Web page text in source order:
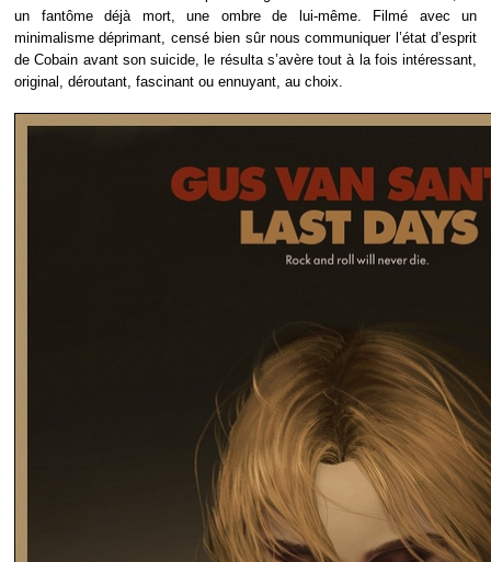
un fantôme déjà mort, une ombre de lui-même. Filmé avec un
minimalisme déprimant, censé bien sûr nous communiquer l’état d’esprit
de Cobain avant son suicide, le résulta s’avère tout à la fois intéressant,
original, déroutant, fascinant ou ennuyant, au choix.